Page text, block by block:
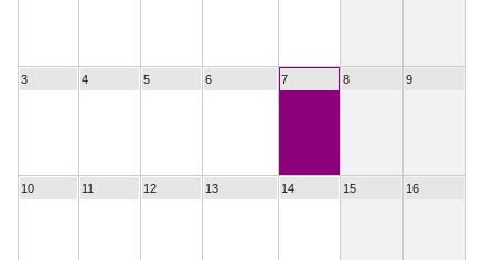
3 4 5 6 7 8 9
10 11 12 13 14 15 16